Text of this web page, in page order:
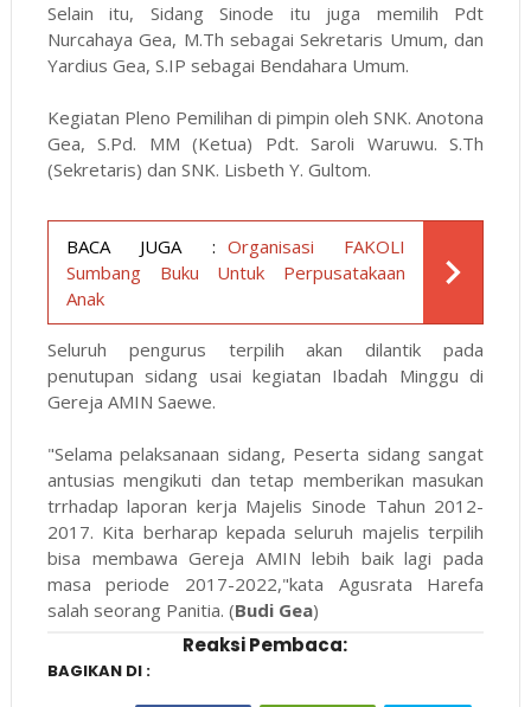
Selain itu, Sidang Sinode itu juga memilih Pdt
Nurcahaya Gea, M.Th sebagai Sekretaris Umum, dan
Yardius Gea, S.IP sebagai Bendahara Umum.
Kegiatan Pleno Pemilihan di pimpin oleh SNK. Anotona
Gea, S.Pd. MM (Ketua) Pdt. Saroli Waruwu. S.Th
(Sekretaris) dan SNK. Lisbeth Y. Gultom.
BACA JUGA : Organisasi FAKOLI
Sumbang Buku Untuk Perpusatakaan
Anak
Seluruh pengurus terpilih akan dilantik pada
penutupan sidang usai kegiatan Ibadah Minggu di
Gereja AMIN Saewe.
"Selama pelaksanaan sidang, Peserta sidang sangat
antusias mengikuti dan tetap memberikan masukan
trrhadap laporan kerja Majelis Sinode Tahun 2012-
2017. Kita berharap kepada seluruh majelis terpilih
bisa membawa Gereja AMIN lebih baik lagi pada
masa periode 2017-2022,"kata Agusrata Harefa
salah seorang Panitia. (Budi Gea)
Reaksi Pembaca:
BAGIKAN DI :